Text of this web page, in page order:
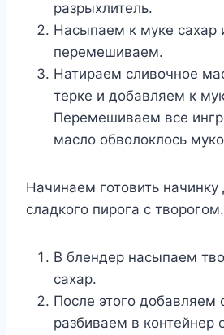
разрыхлитель.
Насыпаем к муке сахар
перемешиваем.
Натираем сливочное
терке и добавляем к
Перемешиваем все
масло обволоклось
Начинаем готовить
сладкого пирога с творогом.
В блендер насыпаем
сахар.
После этого добавляем
разбиваем в контейнер